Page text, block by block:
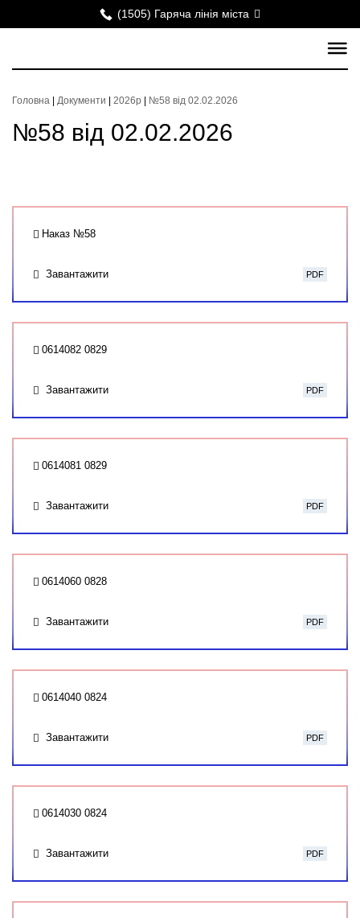
(1505) Гаряча лінія міста
Головна Документи 2026р №58 від 02.02.2026
№58 від 02.02.2026
Наказ №58
Завантажити PDF
0614082 0829
Завантажити PDF
0614081 0829
Завантажити PDF
0614060 0828
Завантажити PDF
0614040 0824
Завантажити PDF
0614030 0824
Завантажити PDF